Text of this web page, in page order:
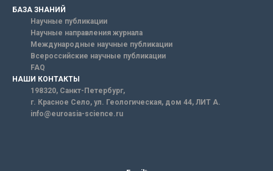
БАЗА ЗНАНИЙ
Научные публикации
Научные направления журнала
Международные научные публикации
Всероссийские научные публикации
FAQ
НАШИ КОНТАКТЫ
198320, Санкт-Петербург,
г. Красное Село, ул. Геологическая, дом 44, ЛИТ А.
info@euroasia-science.ru